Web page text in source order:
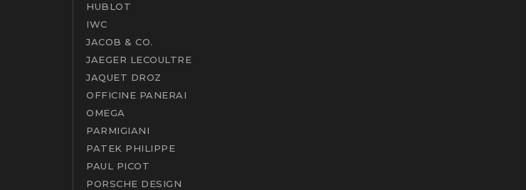
HUBLOT
IWC
JACOB & CO.
JAEGER LECOULTRE
JAQUET DROZ
OFFICINE PANERAI
OMEGA
PARMIGIANI
PATEK PHILIPPE
PAUL PICOT
PORSCHE DESIGN